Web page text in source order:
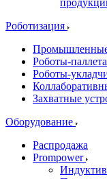
Роботизация
Роботы-
Роботы-
Захватные
Оборудование
Распродажа
Prompower